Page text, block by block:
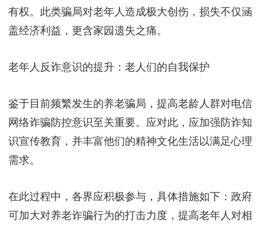
有权。此类骗局对老年人造成极大创伤，损失不仅涵
盖经济利益，更含家园遗失之痛。
老年人反诈意识的提升：老人们的自我保护
鉴于目前频繁发生的养老骗局，提高老龄人群对电信
网络诈骗防控意识至关重要。应对此，应加强防诈知
识宣传教育，并丰富他们的精神文化生活以满足心理
需求。
在此过程中，各界应积极参与，具体措施如下：政府
可加大对养老诈骗行为的打击力度，提高老年人对相